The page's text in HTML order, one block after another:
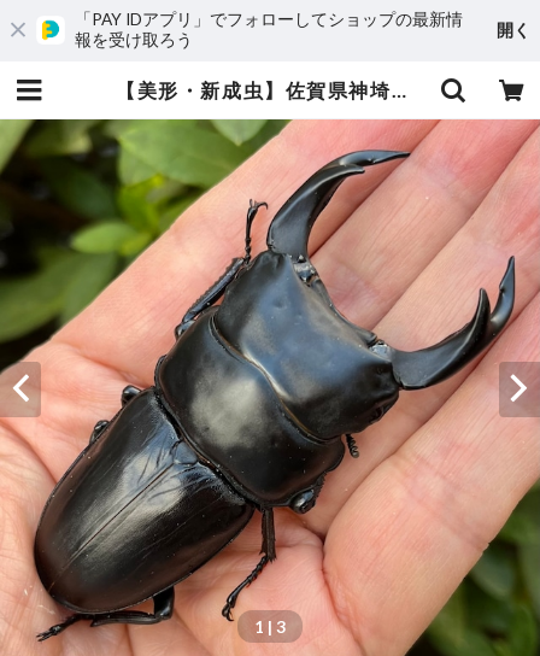
「PAY IDアプリ」でフォローしてショップの最新情
報を受け取ろう
開く
【美形・新成虫】佐賀県神埼郡神埼町産”オオクワガタペア（♂81mm） # 8153−201 | Dorcus NAVI ショップ
1 | 3